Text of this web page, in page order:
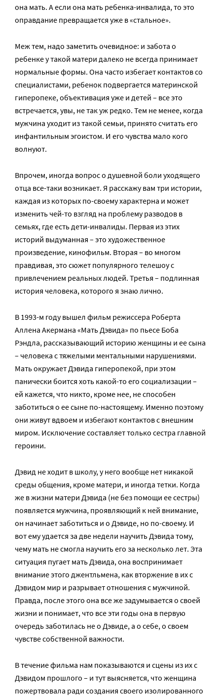
она мать. А если она мать ребенка-инвалида, то это
оправдание превращается уже в «стальное».
Меж тем, надо заметить очевидное: и забота о
ребенке у такой матери далеко не всегда принимает
нормальные формы. Она часто избегает контактов со
специалистами, ребенок подвергается материнской
гиперопеке, объективация уже и детей – все это
встречается, увы, не так уж редко. Тем не менее, когда
мужчина уходит из такой семьи, принято считать его
инфантильным эгоистом. И его чувства мало кого
волнуют.
Впрочем, иногда вопрос о душевной боли уходящего
отца все-таки возникает. Я расскажу вам три истории,
каждая из которых по-своему характерна и может
изменить чей-то взгляд на проблему разводов в
семьях, где есть дети-инвалиды. Первая из этих
историй выдуманная – это художественное
произведение, кинофильм. Вторая – во многом
правдивая, это сюжет популярного телешоу с
привлечением реальных людей. Третья – подлинная
история человека, которого я знаю лично.
В 1993-м году вышел фильм режиссера Роберта
Аллена Акермана «Мать Дэвида» по пьесе Боба
Рэндла, рассказывающий историю женщины и ее сына
– человека с тяжелыми ментальными нарушениями.
Мать окружает Дэвида гиперопекой, при этом
панически боится хоть какой-то его социализации –
ей кажется, что никто, кроме нее, не способен
заботиться о ее сыне по-настоящему. Именно поэтому
они живут вдвоем и избегают контактов с внешним
миром. Исключение составляет только сестра главной
героини.
Дэвид не ходит в школу, у него вообще нет никакой
среды общения, кроме матери, и иногда тетки. Когда
же в жизни матери Дэвида (не без помощи ее сестры)
появляется мужчина, проявляющий к ней внимание,
он начинает заботиться и о Дэвиде, но по-своему. И
вот ему удается за две недели научить Дэвида тому,
чему мать не смогла научить его за несколько лет. Эта
ситуация пугает мать Дэвида, она воспринимает
внимание этого джентльмена, как вторжение в их с
Дэвидом мир и разрывает отношения с мужчиной.
Правда, после этого она все же задумывается о своей
жизни и понимает, что все эти годы она в первую
очередь заботилась не о Дэвиде, а о себе, о своем
чувстве собственной важности.
В течение фильма нам показываются и сцены из их с
Дэвидом прошлого – и тут выясняется, что женщина
пожертвовала ради создания своего изолированного